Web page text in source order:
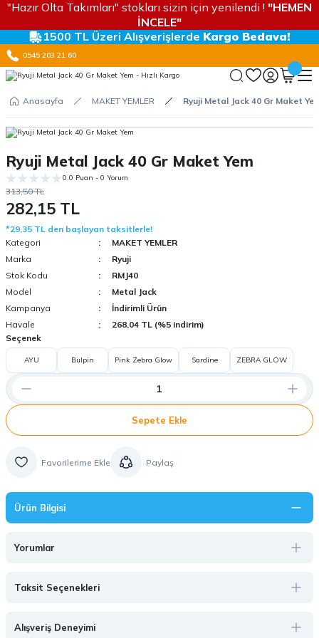
"Hazır Olta Takımları" stokları sizin için yenilendi ! "HEMEN
İNCELE"
1500 TL Üzeri Alışverişlerde Kargo Bedava!
0545 203 21 60
Anasayfa MAKET YEMLER Ryuji Metal Jack 40 Gr Maket
Ryuji Metal Jack 40 Gr Maket Yem
0.0 Puan - 0 Yorum
313,50 TL
282,15 TL
*29,35 TL den başlayan taksitlerle!
Kategori
MAKET YEMLER
Marka
Ryuji
Stok Kodu
RMJ40
Model
Metal Jack
Kampanya
İndirimli Ürün
Havale
268,04 TL (%5 indirim)
Seçenek
AYU Bulpin Pink Zebra Glow Sardine ZEBRA GLOW
Sepete Ekle
Paylaş
Ürün Bilgisi
Yorumlar
Taksit Seçenekleri
Alışveriş Deneyimi